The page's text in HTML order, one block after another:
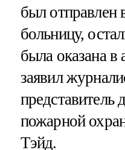
был отправлен
больницу,
была оказана в
заявил
представитель
пожарной
Тэйд.